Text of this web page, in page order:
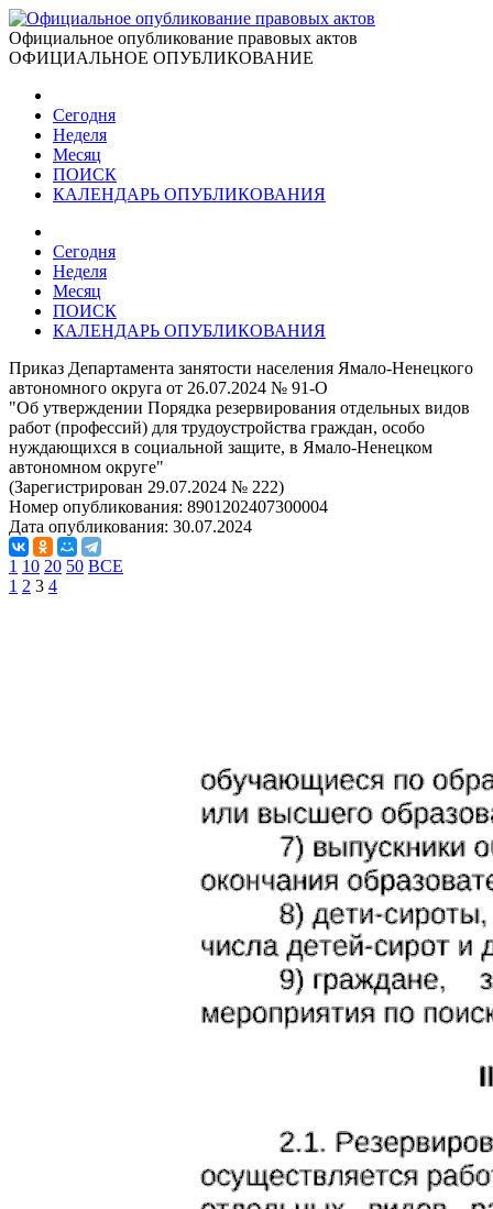
Официальное опубликование правовых актов
ОФИЦИАЛЬНОЕ ОПУБЛИКОВАНИЕ
Сегодня
Неделя
Месяц
ПОИСК
КАЛЕНДАРЬ ОПУБЛИКОВАНИЯ
Сегодня
Неделя
Месяц
ПОИСК
КАЛЕНДАРЬ ОПУБЛИКОВАНИЯ
Приказ Департамента занятости населения Ямало-Ненецкого
автономного округа от 26.07.2024 № 91-О
"Об утверждении Порядка резервирования отдельных видов
работ (профессий) для трудоустройства граждан, особо
нуждающихся в социальной защите, в Ямало-Ненецком
автономном округе"
(Зарегистрирован 29.07.2024 № 222)
Номер опубликования: 8901202407300004
Дата опубликования: 30.07.2024
1 10 20 50 ВСЕ
1 2 3 4